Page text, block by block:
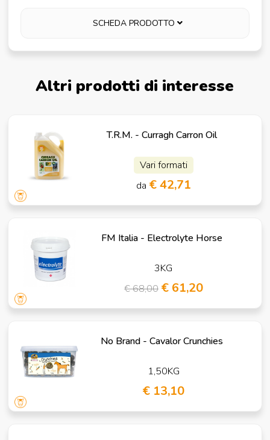
SCHEDA PRODOTTO
Altri prodotti di interesse
T.R.M. - Curragh Carron Oil
Vari formati
da € 42,71
FM Italia - Electrolyte Horse
3KG
€ 68,00 € 61,20
No Brand - Cavalor Crunchies
1,50KG
€ 13,10